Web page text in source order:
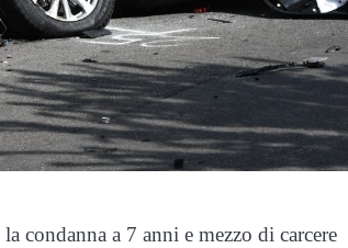
condanna a 7 anni e mezzo di carcere